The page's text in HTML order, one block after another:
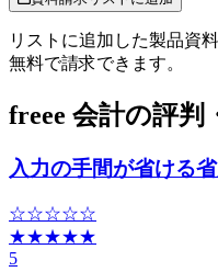
リストに追加した製品資
無料で請求できます。
freee 会計の評判
入力の手間が省ける
☆☆☆☆☆
★★★★★
5